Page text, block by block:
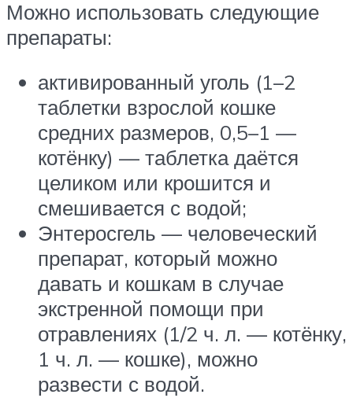
Можно использовать следующие
препараты:
активированный уголь (1–2
таблетки взрослой кошке
средних размеров, 0,5–1 —
котёнку) — таблетка даётся
целиком или крошится и
смешивается с водой;
Энтеросгель — человеческий
препарат, который можно
давать и кошкам в случае
экстренной помощи при
отравлениях (1/2 ч. л. — котёнку,
1 ч. л. — кошке), можно
развести с водой.